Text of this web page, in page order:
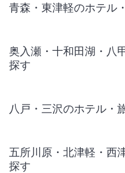
青森・東津軽のホテル
奥入瀬・十和田湖・八
探す
八戸・三沢のホテル・
五所川原・北津軽・西
探す